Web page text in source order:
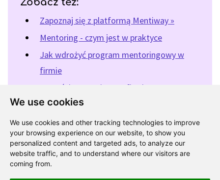
We use cookies
We use cookies and other tracking technologies to improve
your browsing experience on our website, to show you
personalized content and targeted ads, to analyze our
website traffic, and to understand where our visitors are
coming from.
Zapoznaj się z platformą Mentiway »
Mentoring - czym jest w praktyce
Jak wdrożyć program mentoringowy w
firmie
Korzyści mentoringu w firmie
« Powrót do katalogu programów mentoringowych